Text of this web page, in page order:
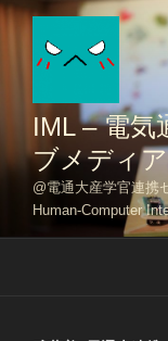
コ
ス
IML – 電気
ブメデ
@電通大産学官連携
Human-Computer